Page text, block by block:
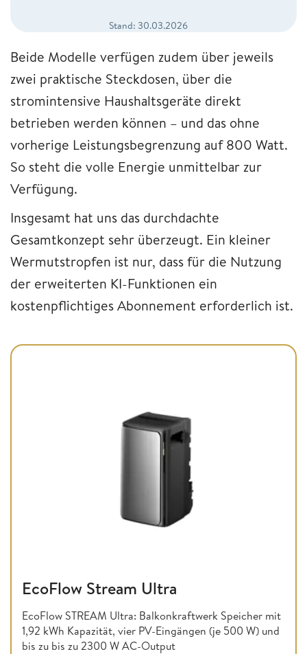
Stand: 30.03.2026
Beide Modelle verfügen zudem über jeweils
zwei praktische Steckdosen, über die
stromintensive Haushaltsgeräte direkt
betrieben werden können – und das ohne
vorherige Leistungsbegrenzung auf 800 Watt.
So steht die volle Energie unmittelbar zur
Verfügung.
Insgesamt hat uns das durchdachte
Gesamtkonzept sehr überzeugt. Ein kleiner
Wermutstropfen ist nur, dass für die Nutzung
der erweiterten KI-Funktionen ein
kostenpflichtiges Abonnement erforderlich ist.
EcoFlow Stream Ultra
EcoFlow STREAM Ultra: Balkonkraftwerk Speicher mit
1,92 kWh Kapazität, vier PV-Eingängen (je 500 W) und
bis zu bis zu 2300 W AC-Output